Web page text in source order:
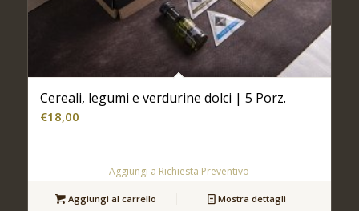
Cereali, legumi e verdurine dolci | 5 Porz.
€18,00
Aggiungi a Richiesta Preventivo
Aggiungi al carrello Mostra dettagli